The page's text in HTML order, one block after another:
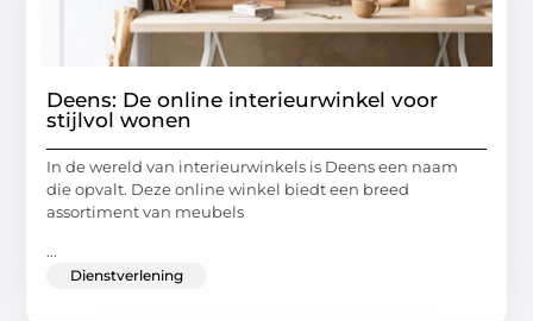
Deens: De online interieurwinkel voor
stijlvol wonen
In de wereld van interieurwinkels is Deens een naam
die opvalt. Deze online winkel biedt een breed
assortiment van meubels
...
Dienstverlening